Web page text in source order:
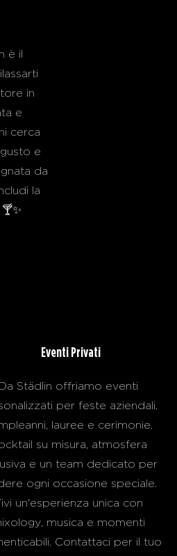
è il
in
e
cerca
gusto e
da
la
Eventi Privati
Da Städlin offriamo eventi
per feste aziendali,
lauree e cerimonie.
su misura, atmosfera
e un team dedicato per
ogni occasione speciale.
un'esperienza unica con
musica e momenti
Contattaci per il tuo